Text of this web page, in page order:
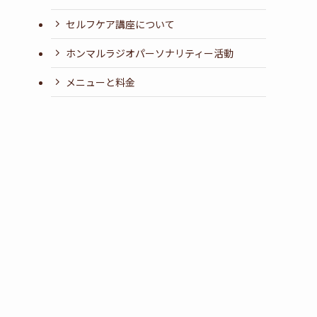
セルフケア講座について
ホンマルラジオパーソナリティー活動
メニューと料金